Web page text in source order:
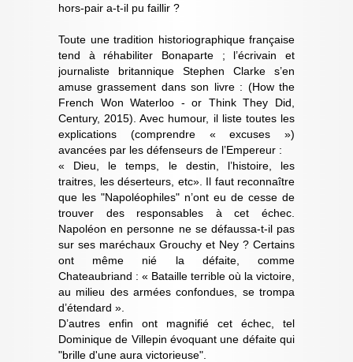
hors-pair a-t-il pu faillir ?
Toute une tradition historiographique française
tend à réhabiliter Bonaparte ; l’écrivain et
journaliste britannique Stephen Clarke s’en
amuse grassement dans son livre : (How the
French Won Waterloo - or Think They Did,
Century, 2015). Avec humour, il liste toutes les
explications (comprendre « excuses »)
avancées par les défenseurs de l’Empereur :
« Dieu, le temps, le destin, l’histoire, les
traitres, les déserteurs, etc». Il faut reconnaître
que les "Napoléophiles" n’ont eu de cesse de
trouver des responsables à cet échec.
Napoléon en personne ne se défaussa-t-il pas
sur ses maréchaux Grouchy et Ney ? Certains
ont même nié la défaite, comme
Chateaubriand : « Bataille terrible où la victoire,
au milieu des armées confondues, se trompa
d’étendard ».
D’autres enfin ont magnifié cet échec, tel
Dominique de Villepin évoquant une défaite qui
"brille d'une aura victorieuse".